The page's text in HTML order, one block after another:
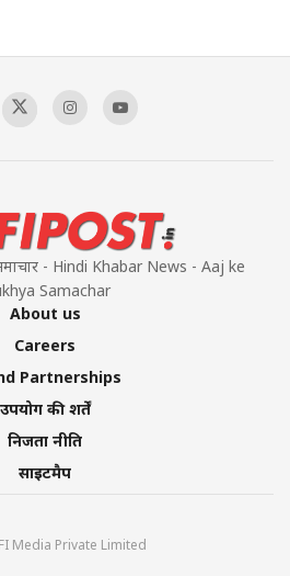
- Hindi Khabar News - Aaj ke
Samachar
About us
Careers
Partnerships
उपयोग की शर्तें
निजता नीति
साइटमैप
Media Private Limited